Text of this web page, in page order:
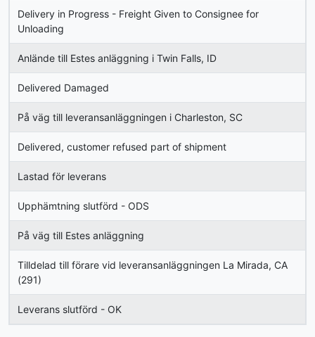
Delivery in Progress - Freight Given to Consignee for
Unloading
Anlände till Estes anläggning i Twin Falls, ID
Delivered Damaged
På väg till leveransanläggningen i Charleston, SC
Delivered, customer refused part of shipment
Lastad för leverans
Upphämtning slutförd - ODS
På väg till Estes anläggning
Tilldelad till förare vid leveransanläggningen La Mirada, CA
(291)
Leverans slutförd - OK